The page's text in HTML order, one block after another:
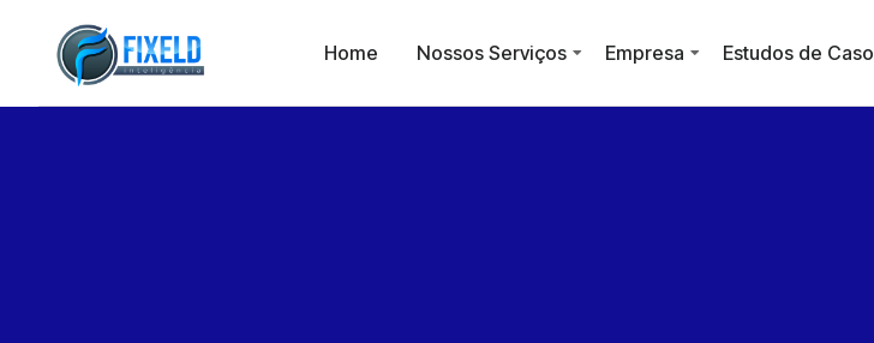
Home Nossos Serviços Empresa Estudos de Caso